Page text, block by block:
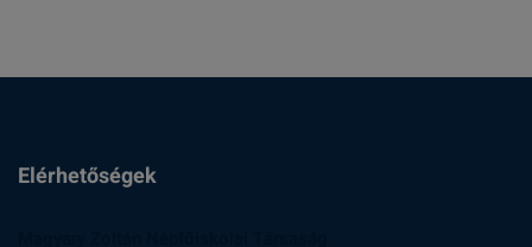
Elérhetőségek